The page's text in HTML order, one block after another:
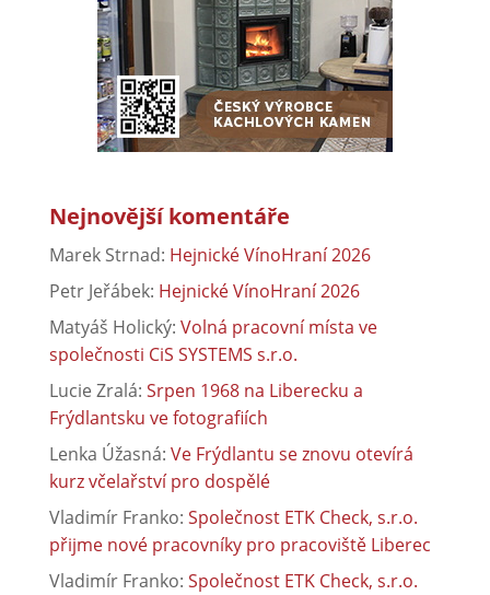
Nejnovější komentáře
Marek Strnad: Hejnické VínoHraní 2026
Petr Jeřábek: Hejnické VínoHraní 2026
Matyáš Holický: Volná pracovní místa ve
společnosti CiS SYSTEMS s.r.o.
Lucie Zralá: Srpen 1968 na Liberecku a
Frýdlantsku ve fotografiích
Lenka Úžasná: Ve Frýdlantu se znovu otevírá
kurz včelařství pro dospělé
Vladimír Franko: Společnost ETK Check, s.r.o.
přijme nové pracovníky pro pracoviště Liberec
Vladimír Franko: Společnost ETK Check, s.r.o.